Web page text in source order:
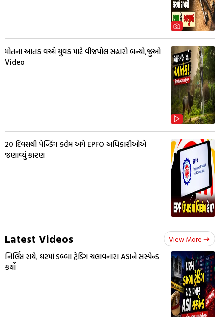
મોતના આતંક વચ્ચે યુવક માટે વીજપોલ સહારો બન્યો,જુઓ
Video
20 દિવસથી પેન્ડિંગ ક્લેમ અંગે EPFO અધિકારીઓએ
જણાવ્યું કારણ
Latest Videos View More
નિર્લિપ્ત રાયે, ઘરમાં ડબ્બા ટ્રેડિંગ ચલાવનારા ASIને સસ્પેન્ડ
કર્યો